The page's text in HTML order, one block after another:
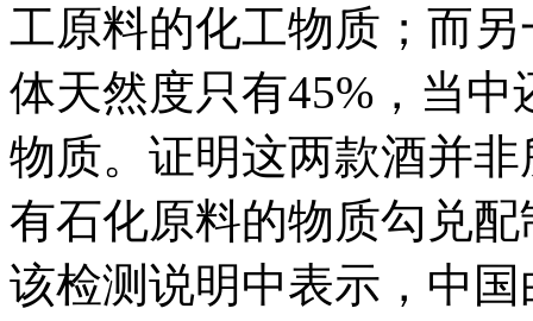
工原料的化工物质；而
体天然度只有45%，当
物质。证明这两款酒并
有石化原料的物质勾兑
该检测说明中表示，中